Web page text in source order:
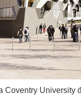
University